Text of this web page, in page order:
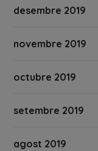
desembre 2019
novembre 2019
octubre 2019
setembre 2019
agost 2019